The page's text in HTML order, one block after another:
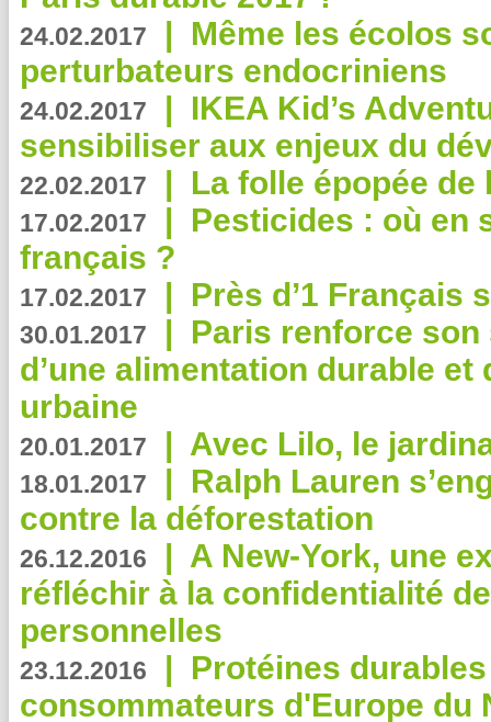
24.02.2017 | Même les écolos
perturbateurs endocriniens
24.02.2017 | IKEA Kid’s
sensibiliser aux enjeux du
22.02.2017 | La folle épopée de
17.02.2017 | Pesticides : où en
français ?
17.02.2017 | Près d’1 Français
30.01.2017 | Paris renforce
d’une alimentation durable et
urbaine
20.01.2017 | Avec Lilo, le
18.01.2017 | Ralph Lauren
contre la déforestation
26.12.2016 | A New-York, une
réfléchir à la confidentialité
personnelles
23.12.2016 | Protéines
consommateurs d'Europe du